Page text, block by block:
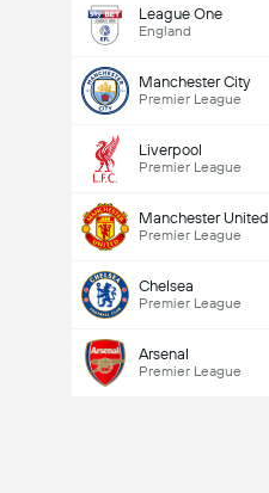
League One
England
Manchester City
Premier League
Liverpool
Premier League
Manchester United
Premier League
Chelsea
Premier League
Arsenal
Premier League